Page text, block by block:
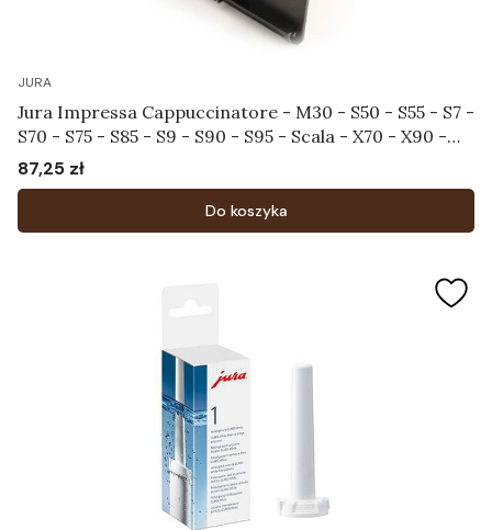
JURA
Jura Impressa Cappuccinatore - M30 - S50 - S55 - S7 -
S70 - S75 - S85 - S9 - S90 - S95 - Scala - X70 - X90 -
X95 - XS9 - XS90 - XS95 - Dozownik Art.59724
Cena
87,25 zł
Do koszyka